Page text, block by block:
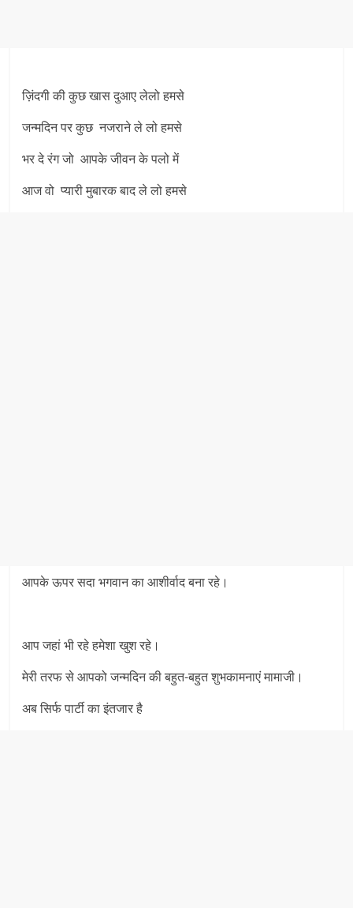
ज़िंदगी की कुछ खास दुआए लेलो हमसे
जन्मदिन पर कुछ नजराने ले लो हमसे
भर दे रंग जो आपके जीवन के पलो में
आज वो प्यारी मुबारक बाद ले लो हमसे
आपके ऊपर सदा भगवान का आशीर्वाद बना रहे।
आप जहां भी रहे हमेशा खुश रहे।
मेरी तरफ से आपको जन्मदिन की बहुत-बहुत शुभकामनाएं मामाजी।
अब सिर्फ पार्टी का इंतजार है